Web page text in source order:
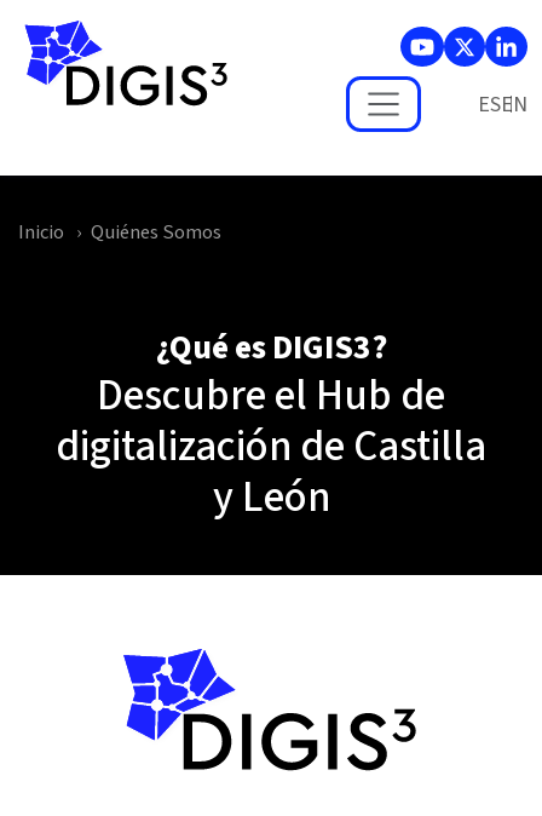
Skip to main content
ES
Inicio Quiénes Somos
¿Qué es DIGIS3?
Descubre el Hub de
digitalización de Castilla
y León